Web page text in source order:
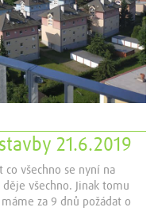
21.6.2019
co všechno se nyní na
všechno. Jinak tomu
za 9 dnů požádat o